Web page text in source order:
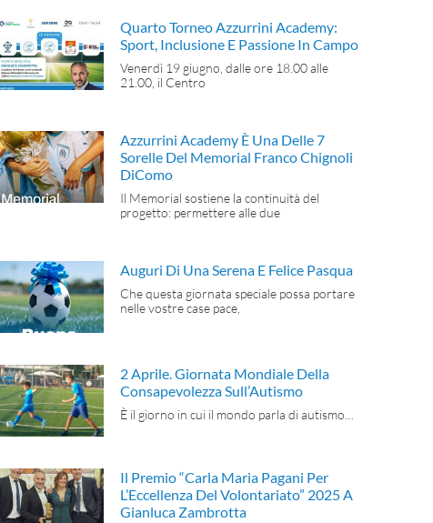
Quarto Torneo Azzurrini Academy:
Sport, Inclusione E Passione In Campo
Venerdì 19 giugno, dalle ore 18.00 alle
21.00, il Centro
Azzurrini Academy È Una Delle 7
Sorelle Del Memorial Franco Chignoli
DiComo
Il Memorial sostiene la continuità del
progetto: permettere alle due
Auguri Di Una Serena E Felice Pasqua
Che questa giornata speciale possa portare
nelle vostre case pace,
2 Aprile. Giornata Mondiale Della
Consapevolezza Sull’Autismo
È il giorno in cui il mondo parla di autismo…
Il Premio “Carla Maria Pagani Per
L’Eccellenza Del Volontariato” 2025 A
Gianluca Zambrotta